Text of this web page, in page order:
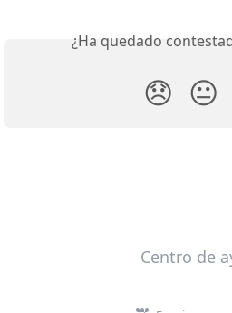
¿Ha quedado
😞 😐
Centro de